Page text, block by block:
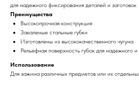
для надежного фиксирования деталей и заготовок
Преимущества
Высокопрочная конструкция
Закаленыe стальные губки
Изготовлены из высококачественного чугуна
Рельефная поверхность губок для надежного
Использование
Для зажима различных предметов или их